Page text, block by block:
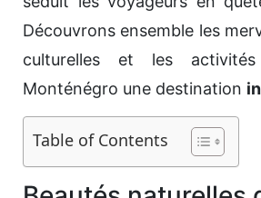
Découvrons ensemble les
culturelles et les
Monténégro une destination
Table of Contents